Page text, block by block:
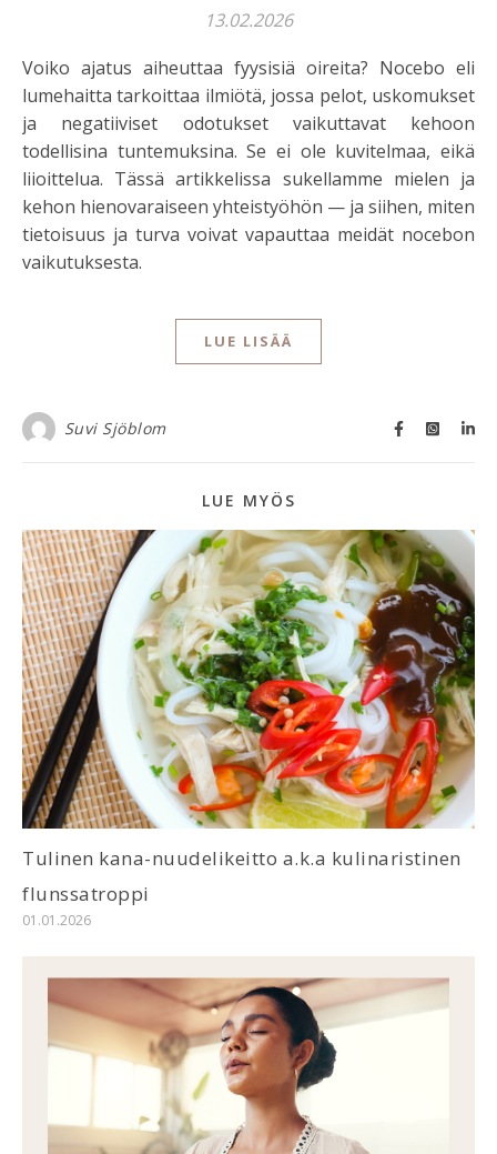
13.02.2026
Voiko ajatus aiheuttaa fyysisiä oireita? Nocebo eli
lumehaitta tarkoittaa ilmiötä, jossa pelot, uskomukset
ja negatiiviset odotukset vaikuttavat kehoon
todellisina tuntemuksina. Se ei ole kuvitelmaa, eikä
liioittelua. Tässä artikkelissa sukellamme mielen ja
kehon hienovaraiseen yhteistyöhön — ja siihen, miten
tietoisuus ja turva voivat vapauttaa meidät nocebon
vaikutuksesta.
LUE LISÄÄ
Suvi Sjöblom
LUE MYÖS
Tulinen kana-nuudelikeitto a.k.a kulinaristinen
flunssatroppi
01.01.2026